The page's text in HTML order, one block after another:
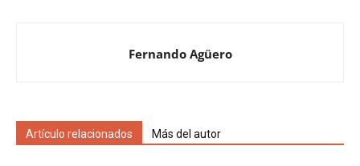
Fernando Agüero
Artículo relacionados Más del autor